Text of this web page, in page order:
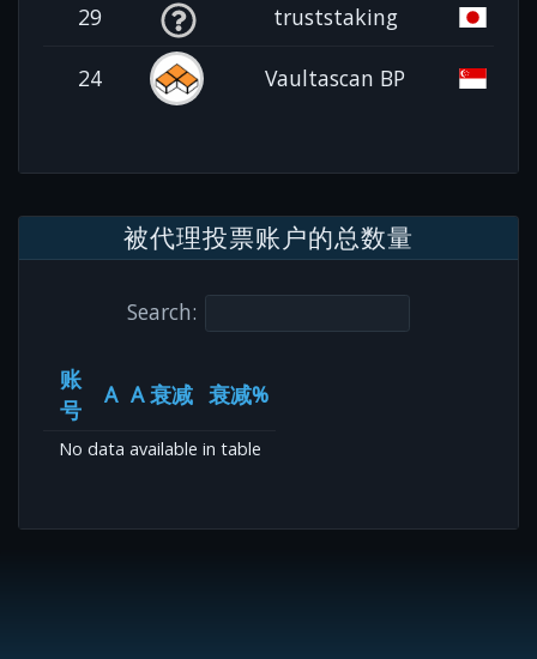
29 truststaking
24 Vaultascan BP
被代理投票账户的总数量
Search:
账
号
A A 衰减 衰减%
No data available in table